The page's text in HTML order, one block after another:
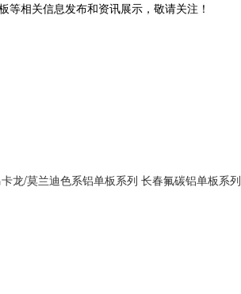
等相关信息发布和资讯展示，敬请关注！
龙/莫兰迪色系铝单板系列 长春氟碳铝单板系列